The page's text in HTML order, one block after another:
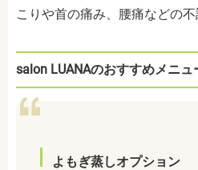
こりや首の痛み、腰痛などの不
salon LUANAのおすすめメニュ
よもぎ蒸しオプション